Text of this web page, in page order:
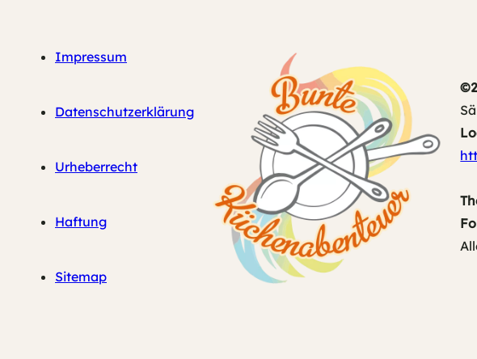
Impressum
Datenschutzerklärung
Urheberrecht
Haftung
Sitemap